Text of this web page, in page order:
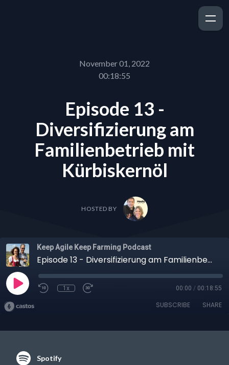
November 01, 2022
00:18:55
Episode 13 -
Diversifizierung am
Familienbetrieb mit
Kürbiskernöl
HOSTED BY
Keep Agile Keep Farming Podcast
Episode 13 - Diversifizierung am Familienbetrieb mit Kürbiskernöl
1x 00:00 / 00:18:55
SUBSCRIBE SHARE
Spotify